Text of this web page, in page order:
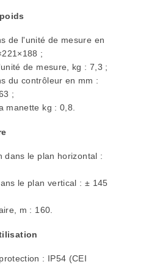
de l'unité de mesure en
;
de mesure, kg : 7,3 ;
du contrôleur en mm :
;
manette kg : 0,8.
dans le plan horizontal :
le plan vertical : ± 145
m : 160.
: IP54 (CEI